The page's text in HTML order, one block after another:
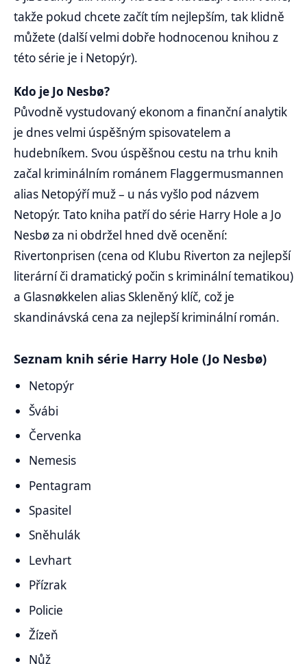
takže pokud chcete začít tím nejlepším, tak klidně
můžete (další velmi dobře hodnocenou knihou z
této série je i Netopýr).
Kdo je Jo Nesbø?
Původně vystudovaný ekonom a finanční analytik
je dnes velmi úspěšným spisovatelem a
hudebníkem. Svou úspěšnou cestu na trhu knih
začal kriminálním románem Flaggermusmannen
alias Netopýří muž – u nás vyšlo pod názvem
Netopýr. Tato kniha patří do série Harry Hole a Jo
Nesbø za ni obdržel hned dvě ocenění:
Rivertonprisen (cena od Klubu Riverton za nejlepší
literární či dramatický počin s kriminální tematikou)
a Glasnøkkelen alias Skleněný klíč, což je
skandinávská cena za nejlepší kriminální román.
Seznam knih série Harry Hole (Jo Nesbø)
Netopýr
Švábi
Červenka
Nemesis
Pentagram
Spasitel
Sněhulák
Levhart
Přízrak
Policie
Žízeň
Nůž